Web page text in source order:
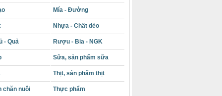
Mía - Đường
Nhựa - Chất dẻo
- Quả Rượu - Bia - NGK
Sữa, sản phẩm sữa
Thịt, sản phẩm thịt
chăn nuôi Thực phẩm